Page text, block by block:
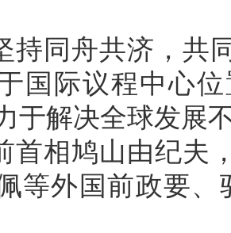
持同舟共济，共
国际议程中心
于解决全球发展
首相鸠山由纪夫
等外国前政要